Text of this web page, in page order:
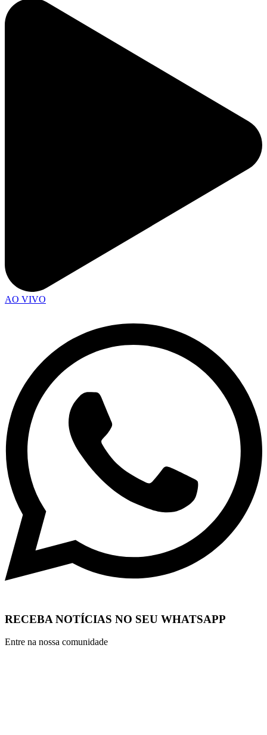
AO VIVO
RECEBA NOTÍCIAS NO SEU WHATSAPP
Entre na nossa comunidade